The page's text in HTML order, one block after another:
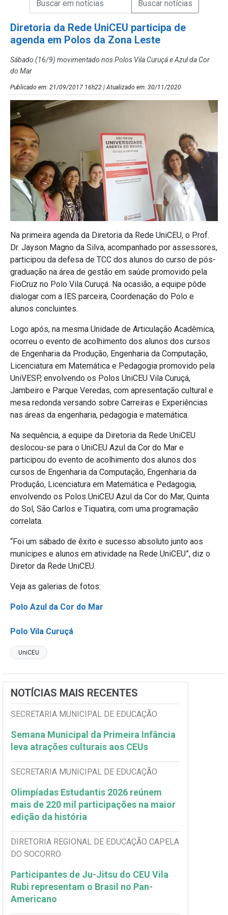
Diretoria da Rede UniCEU participa de
agenda em Polos da Zona Leste
Sábado (16/9) movimentado nos Polos Vila Curuçá e Azul da Cor
do Mar
Publicado em: 21/09/2017 16h22 | Atualizado em: 30/11/2020
Na primeira agenda da Diretoria da Rede UniCEU, o Prof.
Dr. Jayson Magno da Silva, acompanhado por assessores,
participou da defesa de TCC dos alunos do curso de pós-
graduação na área de gestão em saúde promovido pela
FioCruz no Polo Vila Curuçá. Na ocasião, a equipe pôde
dialogar com a IES parceira, Coordenação do Polo e
alunos concluintes.
Logo após, na mesma Unidade de Articulação Acadêmica,
ocorreu o evento de acolhimento dos alunos dos cursos
de Engenharia da Produção, Engenharia da Computação,
Licenciatura em Matemática e Pedagogia promovido pela
UniVESP, envolvendo os Polos UniCEU Vila Curuçá,
Jambeiro e Parque Veredas, com apresentação cultural e
mesa redonda versando sobre Carreiras e Experiências
nas áreas da engenharia, pedagogia e matemática.
Na sequência, a equipe da Diretoria da Rede UniCEU
deslocou-se para o UniCEU Azul da Cor do Mar e
participou do evento de acolhimento dos alunos dos
cursos de Engenharia da Computação, Engenharia da
Produção, Licenciatura em Matemática e Pedagogia,
envolvendo os Polos UniCEU Azul da Cor do Mar, Quinta
do Sol, São Carlos e Tiquatira, com uma programação
correlata.
“Foi um sábado de êxito e sucesso absoluto junto aos
munícipes e alunos em atividade na Rede UniCEU”, diz o
Diretor da Rede UniCEU.
Veja as galerias de fotos:
Polo Azul da Cor do Mar
Polo Vila Curuçá
UniCEU
NOTÍCIAS MAIS RECENTES
SECRETARIA MUNICIPAL DE EDUCAÇÃO
Semana Municipal da Primeira Infância
leva atrações culturais aos CEUs
SECRETARIA MUNICIPAL DE EDUCAÇÃO
Olimpíadas Estudantis 2026 reúnem
mais de 220 mil participações na maior
edição da história
DIRETORIA REGIONAL DE EDUCAÇÃO CAPELA
DO SOCORRO
Participantes de Ju-Jitsu do CEU Vila
Rubi representam o Brasil no Pan-
Americano